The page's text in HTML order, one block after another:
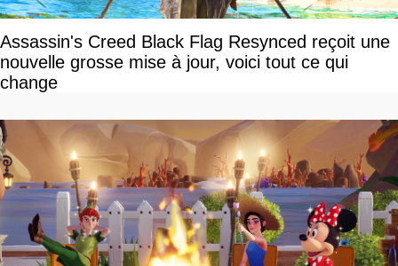
Assassin's Creed Black Flag Resynced reçoit une
nouvelle grosse mise à jour, voici tout ce qui
change